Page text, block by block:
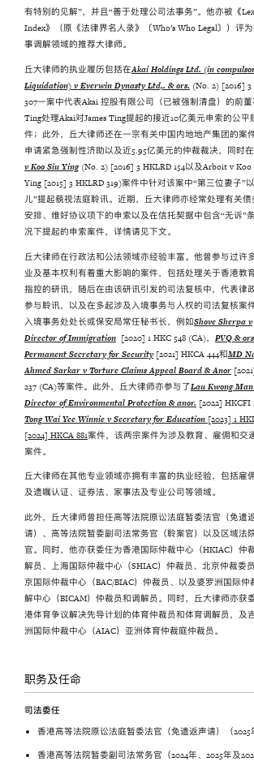
有特别的见解”，并且“善于处理公司法事务”。他亦被《
Index》（原《法律界名人录》〔Who’s Who Legal〕）评
事调解领域的推荐大律师。
丘大律师的执业履历包括在Akai Holdings Ltd. (in
Liquidation) v Everwin Dynasty Ltd,. & ors. (No. 2) [2016] 3
307一案中代表Akai 控股有限公司（已被强制清盘）的前董
Ting处理Akai对James Ting提起的接近10亿美元申索的公平
件；此外，丘大律师还在一宗有关中国内地地产集团的案
申请紧急强制性济助以及近5.95亿美元的仲裁裁决，同时在
v Koo Siu Ying(No. 2) [2016] 3 HKLRD 154以及Arboit v Koo
Ying [2015] 3 HKLRD 319)案件中针对该案中“第三位妻子”
儿”提起藐视法庭聆讯。近期，丘大律师亦经常处理有关债
安排、维好协议项下的申索以及在信托契据中包含“无诉”
况下提起的申索案件，详情请见下文。
丘大律师在行政法和公法领域亦经验丰富。他曾参与过许
业及基本权利有着重大影响的案件，包括处理关于香港教
指控的研讯，随后在由该研讯引发的司法复核中，代表律
参与聆讯，以及在多起涉及入境事务与人权的司法复核案
入境事务处处长或保安局常任秘书长，例如Shove Sherpa v
Director of Immigration [2020] 1 HKC 548 (CA)， PVQ &
Permanent Secretary for Security[2021] HKCA 444和MD
Ahmed Sarkar v Torture Claims Appeal Board & Anor
237 (CA)等案件。此外，丘大律师亦参与了Lau Kwong
Director of Environmental Protection & anor. [2022] HKCFI
Tong Wai Yee Winnie v Secretary for Education [2023] 1
[2024] HKCA 881案件，该两宗案件为涉及教育、雇佣和交
案件。
丘大律师在其他专业领域亦拥有丰富的执业经验，包括雇
及遗嘱认证、证券法、家事法及专业公司等领域。
此外，丘大律师曾担任高等法院原讼法庭暂委法官（免遣
请）、高等法院暂委副司法常务官（聆案官）以及区域法
官。同时，他亦获委任为香港国际仲裁中心（HKIAC）仲
解员、上海国际仲裁中心（SHIAC）仲裁员、北京仲裁委
京国际仲裁中心（BAC/BIAC）仲裁员、以及婆罗洲国际仲
解中心（BICAM）仲裁员和调解员。同时，丘大律师亦获
港体育争议解决先导计划的体育仲裁员和体育调解员，及
洲国际仲裁中心（AIAC）亚洲体育仲裁庭仲裁员。
职务及任命
司法委任
香港高等法院原讼法庭暂委法官（免遣返声请）（2025
香港高等法院暂委副司法常务官（2024年、2025年及